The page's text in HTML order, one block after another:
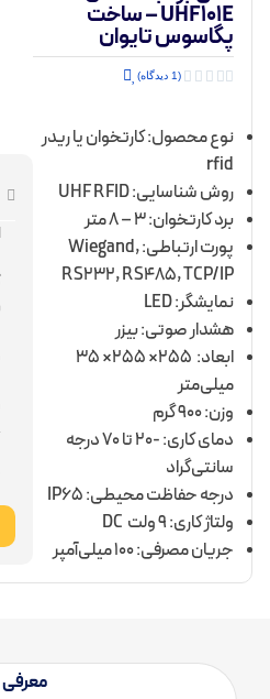
UHF101E – ساخت
پگاسوس تایوان
     (1 دیدگاه)
نوع محصول: کارتخوان یا ریدر
rfid
روش شناسایی: UHF RFID
برد کارتخوان: 3 – 8 متر
پورت ارتباطی: Wiegand,
RS232, RS485, TCP/IP
نمایشگر: LED
هشدار صوتی: بیزر
ابعاد: 255× 255× 35
میلی‌متر
وزن: 900 گرم
دمای کاری: -20 تا 70 درجه
سانتی‌گراد
درجه حفاظت محیطی: IP65
ولتاژ کاری: ۹ ولت DC
جریان مصرفی: ۱۰۰ میلی‌آمپر
معرفی